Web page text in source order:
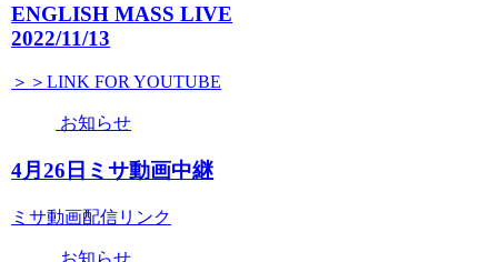
ENGLISH MASS LIVE
2022/11/13
＞＞LINK FOR YOUTUBE
お知らせ
4月26日ミサ動画中継
ミサ動画配信リンク
お知らせ